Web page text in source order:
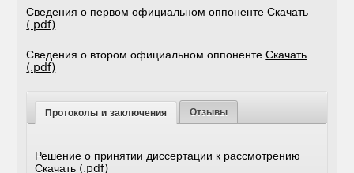
Сведения о первом официальном оппонентеСкачать
(.pdf)
Сведения о втором официальном оппонентеСкачать
(.pdf)
Протоколы и заключения Отзывы
Решение о принятии диссертации к рассмотрению
Скачать (.pdf)